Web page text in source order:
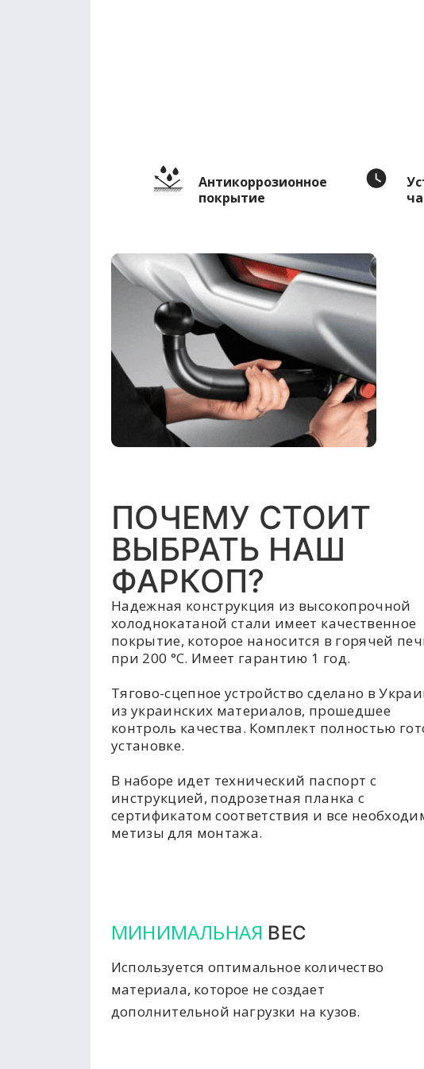
Антикоррозионное
покрытие
ПОЧЕМУ СТОИТ
ВЫБРАТЬ НАШ
ФАРКОП?
Надежная конструкция из высокопрочной
холоднокатаной стали имеет качественное
покрытие, которое наносится в горячей
при 200 °C. Имеет гарантию 1 год.
Тягово-сцепное устройство сделано в
из украинских материалов, прошедшее
контроль качества. Комплект полностью
установке.
В наборе идет технический паспорт с
инструкцией, подрозетная планка с
сертификатом соответствия и все
метизы для монтажа.
МИНИМАЛЬНАЯ ВЕС
Используется оптимальное количество
материала, которое не создает
дополнительной нагрузки на кузов.